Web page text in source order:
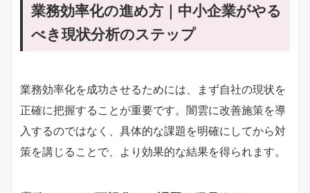
業務効率化の進め方｜中小企業がやる
べき現状分析のステップ
業務効率化を成功させるためには、まず自社の現状を
正確に把握することが重要です。闇雲に改善施策を導
入するのではなく、具体的な課題を明確にしてから対
策を講じることで、より効果的な結果を得られます。